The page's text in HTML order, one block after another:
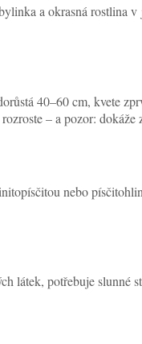
a okrasná rostlina
40–60 cm, kvete
– a pozor:
nebo
látek, potřebuje slunné